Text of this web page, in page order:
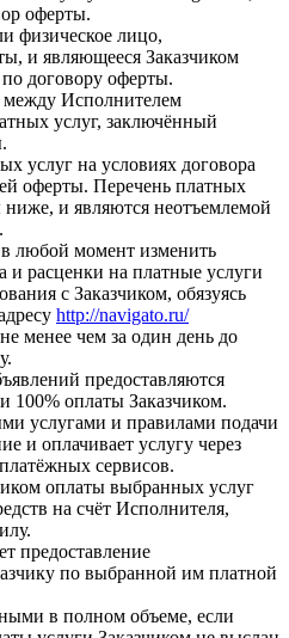
оферты.
физическое лицо,
и являющееся Заказчиком
договору оферты.
между Исполнителем
услуг, заключённый
услуг на условиях договора
оферты. Перечень платных
и являются неотъемлемой
любой момент изменить
и расценки на платные услуги
с Заказчиком, обязуясь
http://navigato.ru/
менее чем за один день до
предоставляются
100% оплаты Заказчиком.
услугами и правилами подачи
и оплачивает услугу через
сервисов.
оплаты выбранных услуг
на счёт Исполнителя,
предоставление
по выбранной им платной
в полном объеме, если